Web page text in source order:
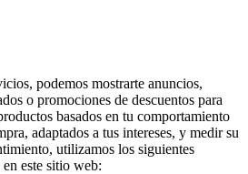
podemos mostrarte anuncios,
o promociones de descuentos para
basados en tu comportamiento
adaptados a tus intereses, y medir su
utilizamos los siguientes
este sitio web: